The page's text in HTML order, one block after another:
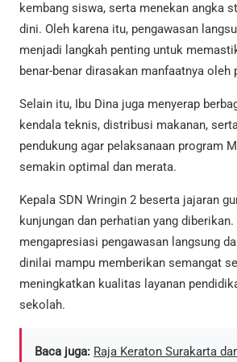
kembang siswa, serta menekan angka
dini. Oleh karena itu, pengawasan
menjadi langkah penting untuk
benar-benar dirasakan manfaatnya oleh
Selain itu, Ibu Dina juga menyerap
kendala teknis, distribusi makanan,
pendukung agar pelaksanaan program
semakin optimal dan merata.
Kepala SDN Wringin 2 beserta jajaran
kunjungan dan perhatian yang
mengapresiasi pengawasan langsung
dinilai mampu memberikan semangat
meningkatkan kualitas layanan
sekolah.
Baca juga: Raja Keraton Surakarta